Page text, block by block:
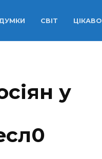
СВІТ ЦІКАВО
у